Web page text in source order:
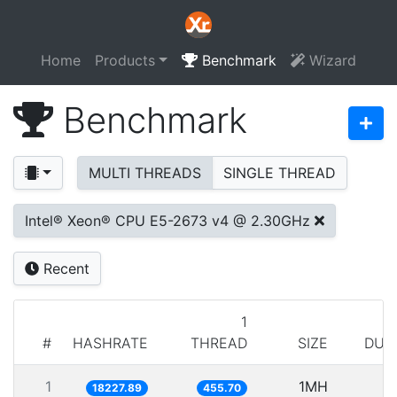
Home Products Benchmark Wizard
Benchmark
MULTI THREADS SINGLE THREAD
Intel® Xeon® CPU E5-2673 v4 @ 2.30GHz
Recent
# HASHRATE
1
THREAD
SIZE
1 18227.89 455.70 1MH